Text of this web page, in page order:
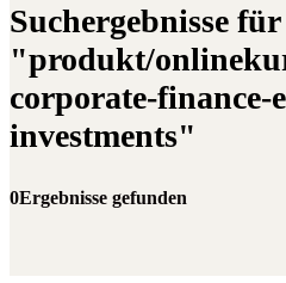
Suchergebnisse für
"produkt/
corporate-finance-
investments"
0Ergebnisse gefunden